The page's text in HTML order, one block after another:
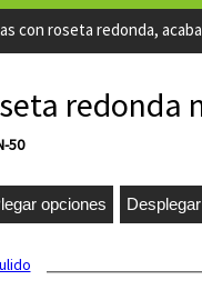
con roseta redonda,
redonda
50